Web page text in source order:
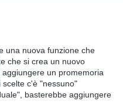
una nuova funzione che
che si crea un nuovo
un promemoria
scelte c'è "nessuno"
basterebbe aggiungere